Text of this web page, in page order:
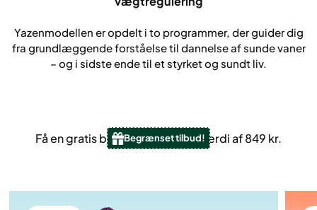
Yazenmodellen er opdelt i to programmer, der guider dig
fra grundlæggende forståelse til dannelse af sunde vaner
– og i sidste ende til et styrket og sundt liv.
Få en gratis blodprøve – til en værdi af 849 kr.
Begrænset tilbud!